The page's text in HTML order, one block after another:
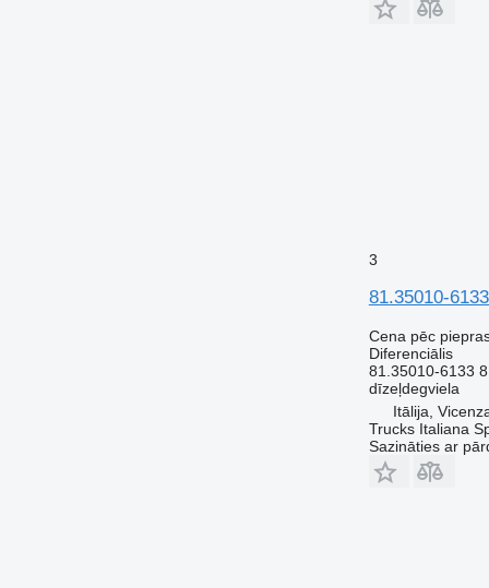
3
81.35010-
Cena pēc
Diferenciālis
81.35010-6133
dīzeļdegviela
Itālija,
Trucks Italiana
Sazināties ar